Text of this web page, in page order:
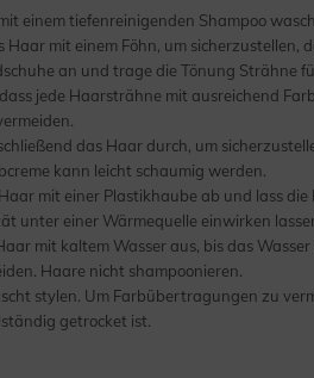
einem tiefenreinigenden Shampoo
Haar mit einem Föhn, um sicherzustellen,
an und trage die Tönung Strähne
jede Haarsträhne mit ausreichend
das Haar durch, um
kann leicht schaumig werden.
mit einer Plastikhaube ab und lass
unter einer Wärmequelle einwirken
mit kaltem Wasser aus, bis das
Haare nicht shampoonieren.
stylen. Um Farbübertragungen zu
getrocket ist.